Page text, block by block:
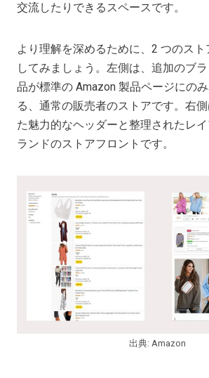
交流したりできるスペースです。
より理解を深めるために、2 つのス
してみましょう。左側は、追加のブ
品が標準の Amazon 製品ページにの
る、通常の販売者のストアです。右
た魅力的なヘッダーと整理されたレ
ランドのストアフロントです。
出典: Amazon